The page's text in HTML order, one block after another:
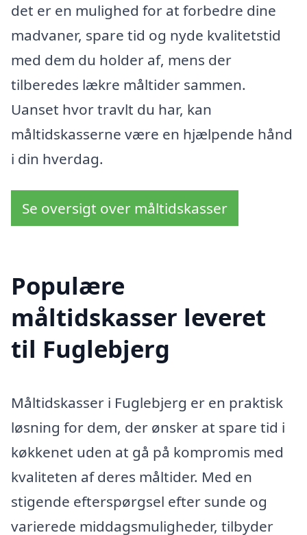
det er en mulighed for at forbedre dine
madvaner, spare tid og nyde kvalitetstid
med dem du holder af, mens der
tilberedes lækre måltider sammen.
Uanset hvor travlt du har, kan
måltidskasserne være en hjælpende hånd
i din hverdag.
Se oversigt over måltidskasser
Populære
måltidskasser leveret
til Fuglebjerg
Måltidskasser i Fuglebjerg er en praktisk
løsning for dem, der ønsker at spare tid i
køkkenet uden at gå på kompromis med
kvaliteten af deres måltider. Med en
stigende efterspørgsel efter sunde og
varierede middagsmuligheder, tilbyder